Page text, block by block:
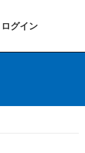
ログイン